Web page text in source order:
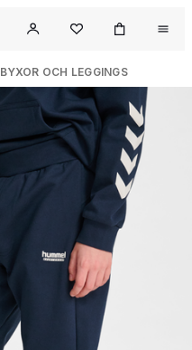
BYXOR OCH LEGGINGS